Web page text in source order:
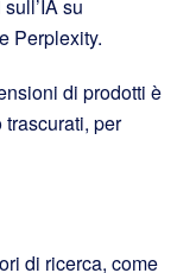
su
Perplexity.
di prodotti è
per
di ricerca, come